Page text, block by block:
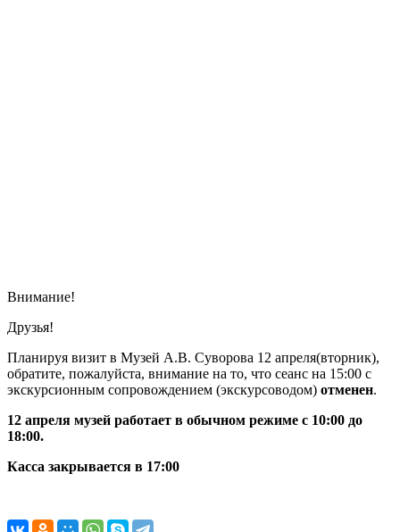
Внимание!
Друзья!
Планируя визит в Музей А.В. Суворова 12 апреля(вторник),
обратите, пожалуйста, внимание на то, что сеанс на 15:00 с
экскурсионным сопровождением (экскурсоводом) отменен.
12 апреля музей работает в обычном режиме с 10:00 до
18:00.
Касса закрывается в 17:00